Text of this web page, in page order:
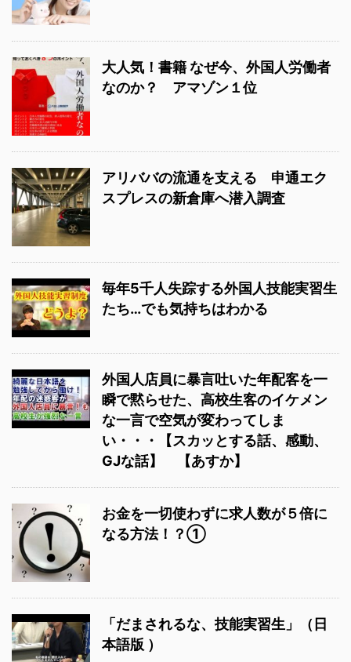
大人気！書籍 なぜ今、外国人労働者
なのか？ アマゾン１位
アリババの流通を支える 申通エク
スプレスの新倉庫へ潜入調査
毎年5千人失踪する外国人技能実習生
たち…でも気持ちはわかる
外国人店員に暴言吐いた年配客を一
瞬で黙らせた、高校生客のイケメン
な一言で空気が変わってしま
い・・・【スカッとする話、感動、
GJな話】 【あすか】
お金を一切使わずに求人数が５倍に
なる方法！？①
「だまされるな、技能実習生」（日
本語版 ）